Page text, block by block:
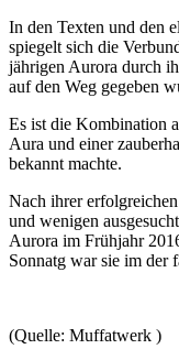
In den Texten und den
spiegelt sich die
jährigen Aurora durch
auf den Weg gegeben
Es ist die Kombination
Aura und einer
bekannt machte.
Nach ihrer
und wenigen
Aurora im Frühjahr
Sonnatg war sie im der
(Quelle: Muffatwerk )